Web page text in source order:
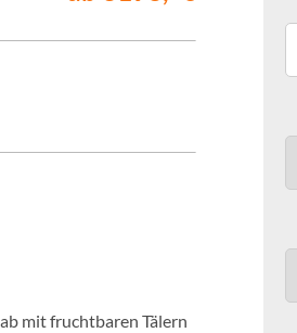
mit fruchtbaren Tälern